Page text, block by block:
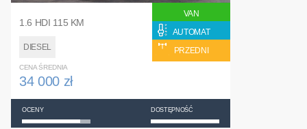
1.6 HDI 115 KM
DIESEL
VAN
AUTOMAT
PRZEDNI
CENA ŚREDNIA
34 000 zł
OCENY DOSTĘPNOŚĆ